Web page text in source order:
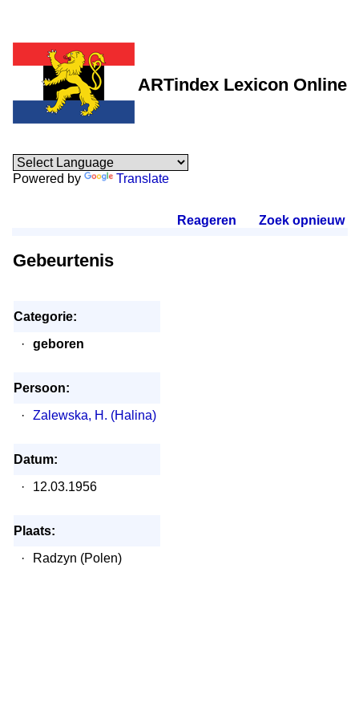
ARTindex Lexicon Online
Powered by Translate
Reageren Zoek opnieuw.
Gebeurtenis
Categorie:
·
geboren
Persoon:
·
Zalewska, H. (Halina)
Datum:
·
12.03.1956
Plaats:
·
Radzyn (Polen)